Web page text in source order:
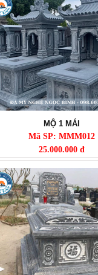
MỘ 1 MÁI
Mã SP: MMM012
25.000.000 đ